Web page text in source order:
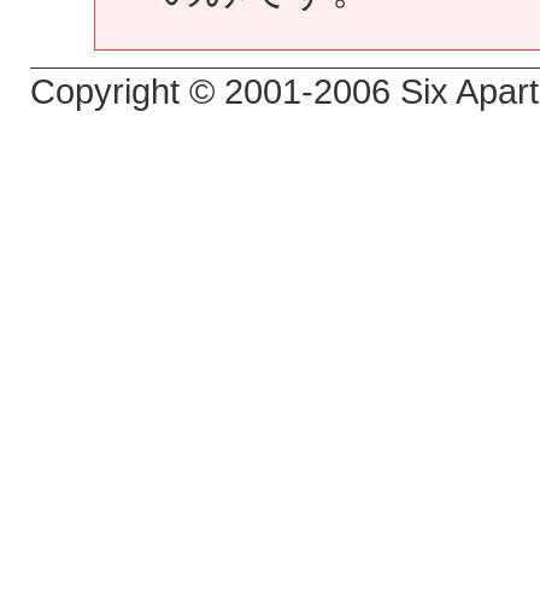
Copyright © 2001-2006 Six